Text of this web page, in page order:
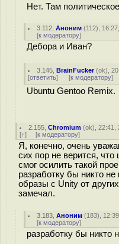
Нет. Там
3.112 ,Аноним (112),
[к модератору]
Дебора и Иван?
3.145 ,BrainFucker(ok),
[ответить] [к модератору]
Ubuntu Gеntоо Remix.
2.155 ,Chromium (ok), 22:41,
[↑] [к модератору]
Я, конечно, очень
сих пор не верится,
смог осилить такой
разработку бы никто
образы с Unity от
замечал.
3.183 ,Аноним (183),
[к модератору]
разработку бы никто